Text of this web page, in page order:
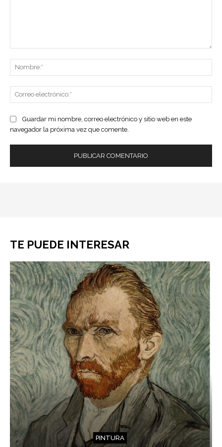
Guardar mi nombre, correo electrónico y sitio web en este
navegador la próxima vez que comente.
TE PUEDE INTERESAR
PINTURA